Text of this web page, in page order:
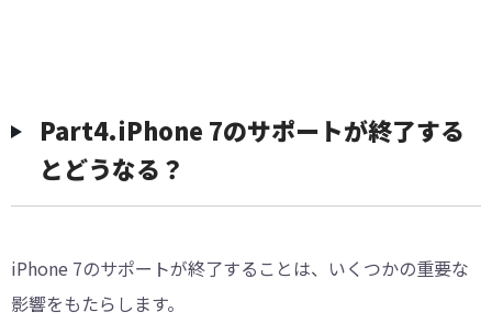
Part4.iPhone 7のサポートが終了する
とどうなる？
iPhone 7のサポートが終了することは、いくつかの重要な
影響をもたらします。